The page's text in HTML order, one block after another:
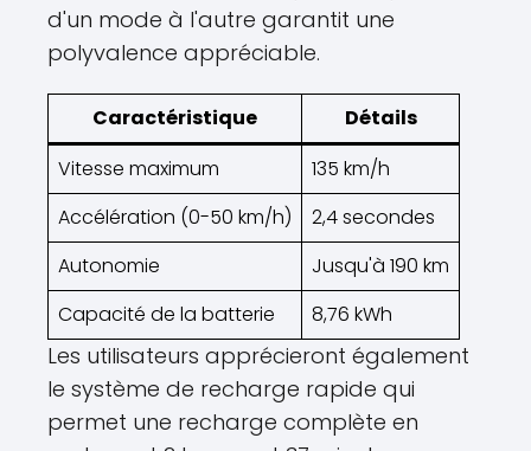
d'un mode à l'autre garantit une
polyvalence appréciable.
Caractéristique
Détails
Vitesse maximum
135 km/h
Accélération (0-50 km/h)
2,4 secondes
Autonomie
Jusqu'à 190 km
Capacité de la batterie
8,76 kWh
Les utilisateurs apprécieront également
le système de recharge rapide qui
permet une recharge complète en